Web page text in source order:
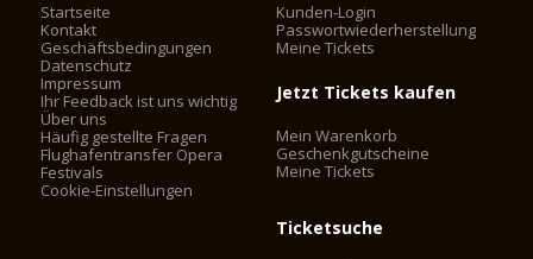
Startseite
Kontakt
Geschäftsbedingungen
Datenschutz
Impressum
Ihr Feedback ist uns wichtig
Über uns
Häufig gestellte Fragen
Flughafentransfer Opera
Festivals
Cookie-Einstellungen
Kunden-Login
Passwortwiederherstellung
Meine Tickets
Jetzt Tickets kaufen
Mein Warenkorb
Geschenkgutscheine
Meine Tickets
Ticketsuche